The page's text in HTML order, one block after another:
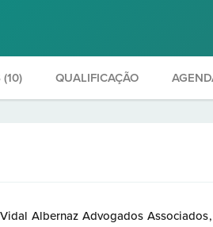
(10) QUALIFICAÇÃO
Albernaz Advogados